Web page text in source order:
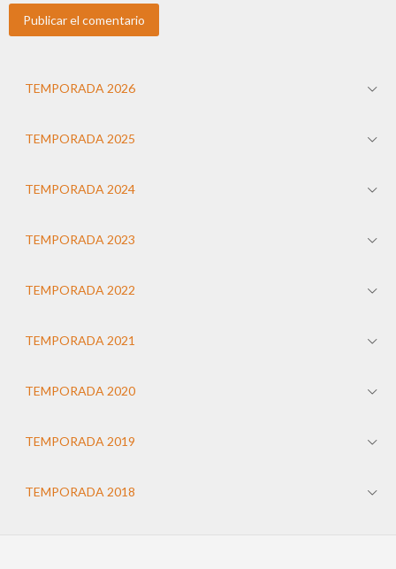
TEMPORADA 2026
TEMPORADA 2025
TEMPORADA 2024
TEMPORADA 2023
TEMPORADA 2022
TEMPORADA 2021
TEMPORADA 2020
TEMPORADA 2019
TEMPORADA 2018